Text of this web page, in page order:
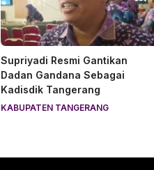
Supriyadi Resmi Gantikan
Dadan Gandana Sebagai
Kadisdik Tangerang
KABUPATEN TANGERANG